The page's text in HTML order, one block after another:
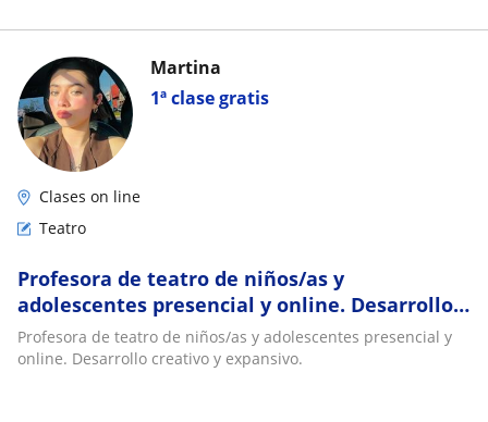
1ª clase gratis
Martina
Clases on line
Teatro
Profesora de teatro de niños/as y
adolescentes presencial y online. Desarrollo
creativo y expansivo
Profesora de teatro de niños/as y adolescentes presencial y
online. Desarrollo creativo y expansivo.